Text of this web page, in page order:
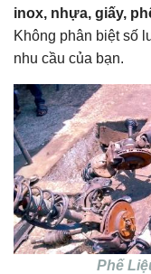
inox, nhựa, giấy,
Không phân biệt số
nhu cầu của bạn.
Phế